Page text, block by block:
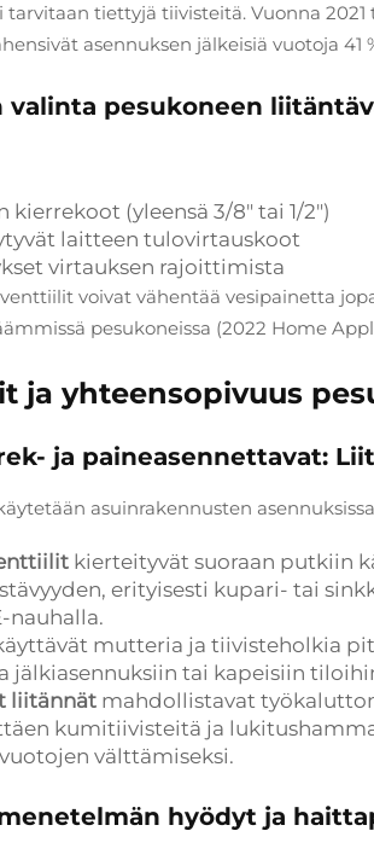
tarvitaan tiettyjä tiivisteitä. Vuonna
asennuksen jälkeisiä vuotoja 41
pesukoneen
(yleensä 3/8" tai 1/2")
laitteen tulovirtauskoot
virtauksen rajoittimista
voivat vähentää vesipainetta
pesukoneissa (2022 Home
ja yhteensopivuus
ja paineasennettavat:
asuinrakennusten
kierteityvät suoraan putkiin
erityisesti kupari- tai
nauhalla.
mutteria ja tiivisteholkia
jälkiasennuksiin tai kapeisiin
liitännät mahdollistavat
kumitiivisteitä ja
välttämiseksi.
hyödyt ja